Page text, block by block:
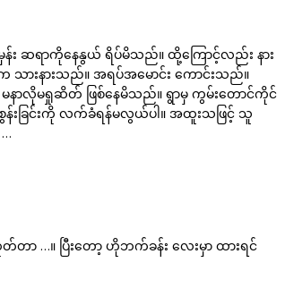
း ဆရာကိုနေနွယ် ရိပ်မိသည်။ ထို့ကြောင့်လည်း နား
သားနားသည်။ အရပ်အမောင်း ကောင်းသည်။
ာလိုမရှုဆိတ် ဖြစ်နေမိသည်။ ရွာမှ ကွမ်းတောင်ကိုင်
န်းခြင်းကို လက်ခံရန်မလွယ်ပါ။ အထူးသဖြင့် သူ
ာ …။ ပြီးတော့ ဟိုဘက်ခန်း လေးမှာ ထားရင်